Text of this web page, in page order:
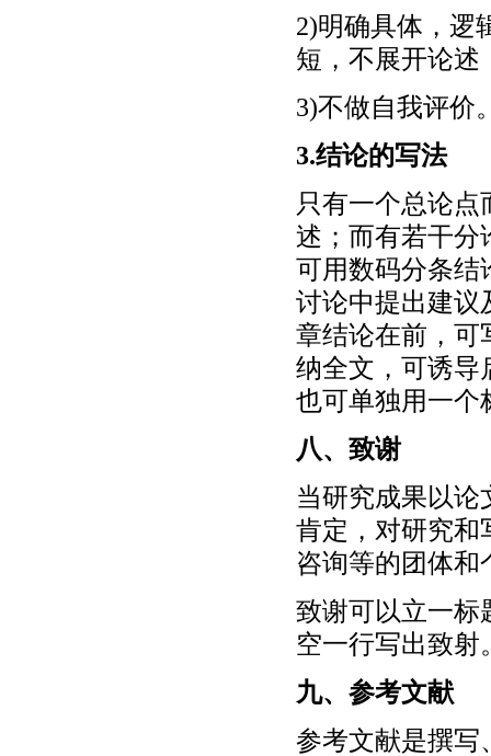
2)明确具体，逻
短，不展开论述
3)不做自我评价
3.结论的写法
只有一个总论
述；而有若干分
可用数码分条结
讨论中提出建议
章结论在前，可
纳全文，可诱导
也可单独用一个
八、致谢
当研究成果以
肯定，对研究和
咨询等的团体和
致谢可以立一标
空一行写出致
九、参考文献
参考文献是撰写